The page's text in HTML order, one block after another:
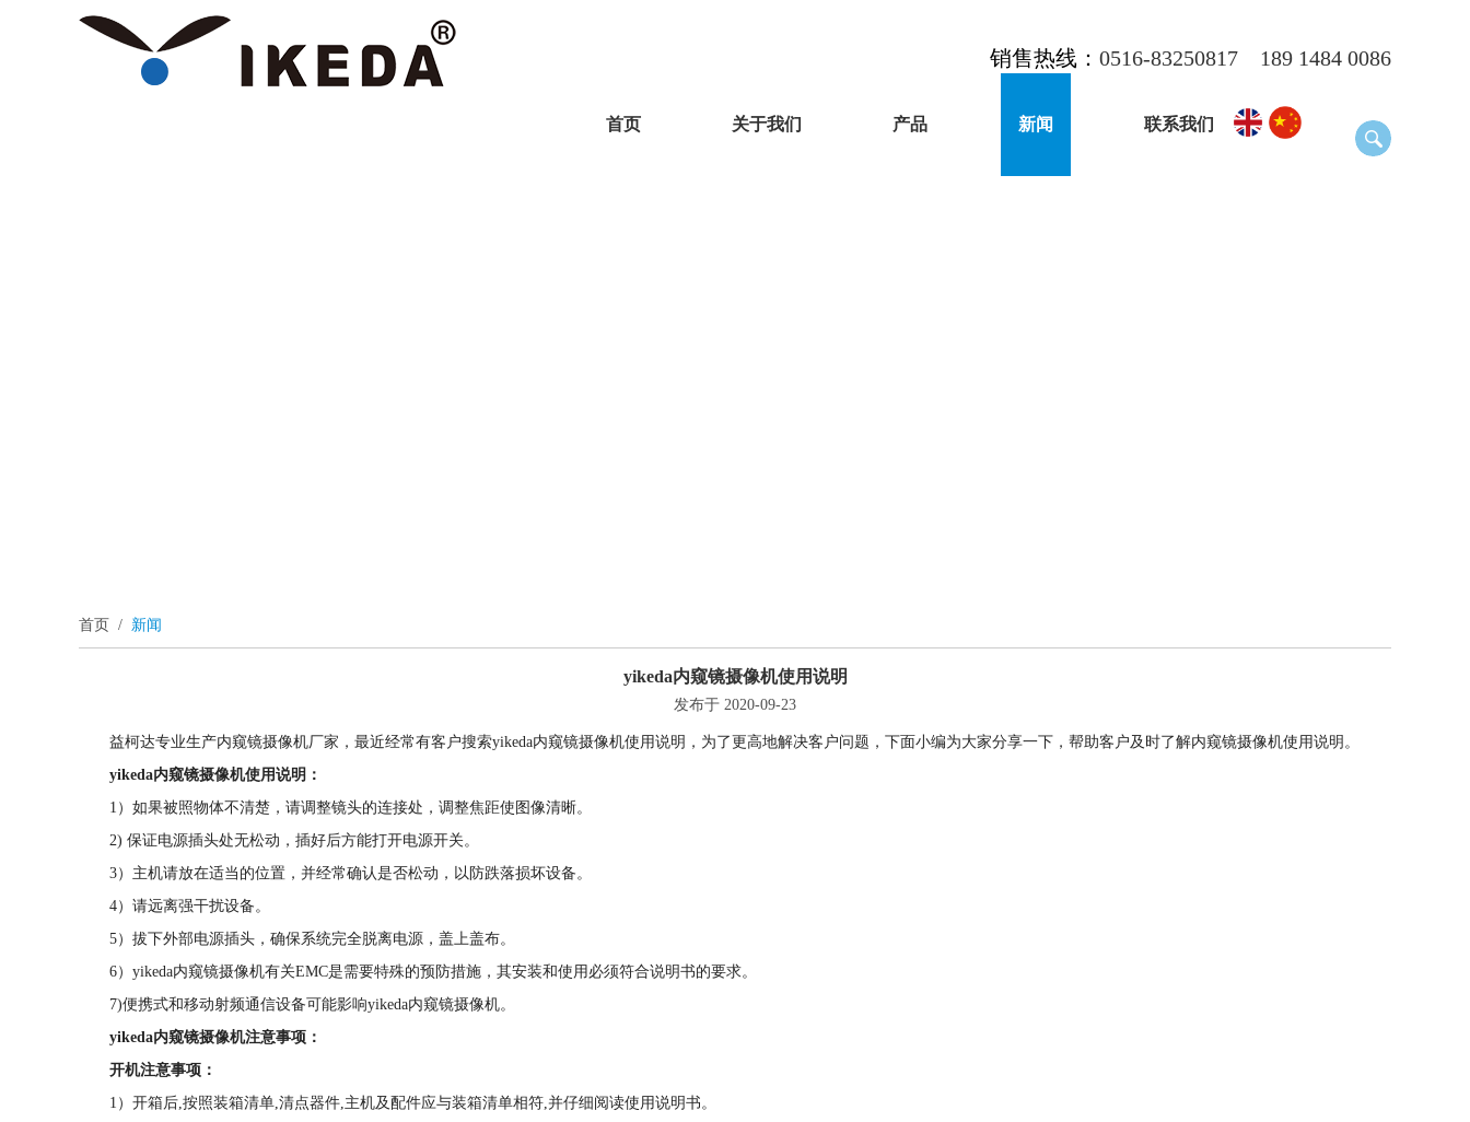
销售热线： 0516-83250817 189 1484 0086
首页 关于我们 产品 新闻 联系我们
首页 / 新闻
yikeda内窥镜摄像机使用说明
发布于 2020-09-23
益柯达专业生产内窥镜摄像机厂家，最近经常有客户搜索yikeda内窥镜摄像机使用说明，为了更高地解决客户问题，下面小编为大家分享一下，帮助客户及时了解内窥镜摄像机使用说明。
yikeda内窥镜摄像机使用说明：
1）如果被照物体不清楚，请调整镜头的连接处，调整焦距使图像清晰。
2) 保证电源插头处无松动，插好后方能打开电源开关。
3）主机请放在适当的位置，并经常确认是否松动，以防跌落损坏设备。
4）请远离强干扰设备。
5）拔下外部电源插头，确保系统完全脱离电源，盖上盖布。
6）yikeda内窥镜摄像机有关EMC是需要特殊的预防措施，其安装和使用必须符合说明书的要求。
7)便携式和移动射频通信设备可能影响yikeda内窥镜摄像机。
yikeda内窥镜摄像机注意事项：
开机注意事项：
1）开箱后,按照装箱清单,清点器件,主机及配件应与装箱清单相符,并仔细阅读使用说明书。